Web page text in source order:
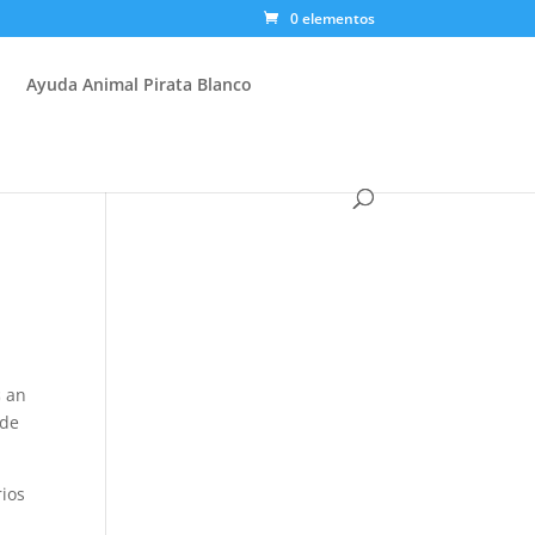
0 elementos
Ayuda Animal Pirata Blanco
an